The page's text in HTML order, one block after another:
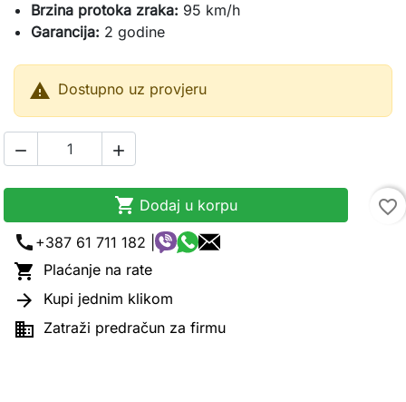
Brzina protoka zraka: 95 km/h
Garancija: 2 godine
 Dostupno uz provjeru
 
 Dodaj u korpu
favorite_border
call +387 61 711 182 |
 Plaćanje na rate
 Kupi jednim klikom
 Zatraži predračun za firmu